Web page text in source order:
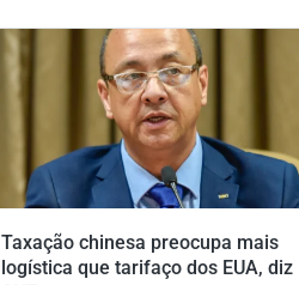
Taxação chinesa preocupa mais
logística que tarifaço dos EUA, diz